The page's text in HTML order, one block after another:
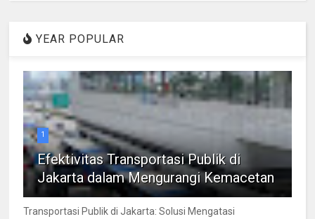
YEAR POPULAR
1
Efektivitas Transportasi Publik di
Jakarta dalam Mengurangi Kemacetan
Transportasi Publik di Jakarta: Solusi Mengatasi